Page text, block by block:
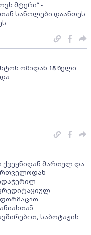
მტერი” -
სანთლები დაანთეს
ომიდან 18 წელი
ქვეყნიდან მართულ და
საბოტაჟის